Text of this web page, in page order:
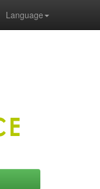
Language